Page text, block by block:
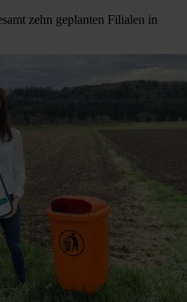
zehn geplanten Filialen in